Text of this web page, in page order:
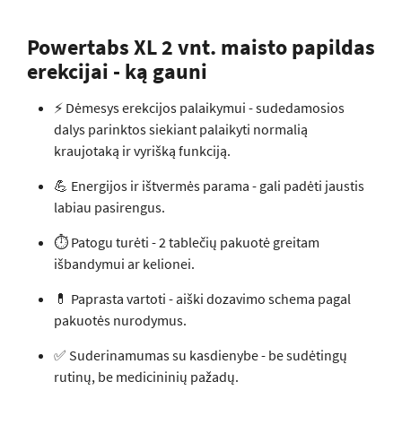
Powertabs XL 2 vnt. maisto papildas
erekcijai - ką gauni
⚡ Dėmesys erekcijos palaikymui - sudedamosios
dalys parinktos siekiant palaikyti normalią
kraujotaką ir vyrišką funkciją.
💪 Energijos ir ištvermės parama - gali padėti jaustis
labiau pasirengus.
⏱️ Patogu turėti - 2 tablečių pakuotė greitam
išbandymui ar kelionei.
💊 Paprasta vartoti - aiški dozavimo schema pagal
pakuotės nurodymus.
✅ Suderinamumas su kasdienybe - be sudėtingų
rutinų, be medicininių pažadų.